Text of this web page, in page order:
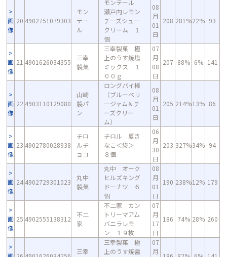
画
像
20 4902751079303
モン
テー
ル
モンテール
瀬戸内レモン
チーズシュー
クリーム １
個
08
月
01
日
208 281%22% 93
画
像
21 4901626034355
三幸
製菓
三幸製菓 極
上のうす焼塩
ミックス １
００ｇ
07
月
08
日
207 88% 6% 141
画
像
22 4903110129080
山崎
製パ
ン
ロングパイ棒
（ブルーベリ
ージャム＆チ
ーズクリー
ム）
08
月
01
日
205 214%13% 86
画
像
23 4902780028938
チロ
ルチ
ョコ
チロル 夏き
なこ＜袋＞
８個
06
月
30
日
203 327%34% 94
画
像
24 4902729301023
丸中
製菓
丸中 オーク
ヒルズキング
ドーナツ ６
個
08
月
01
日
190 238%12% 179
画
像
25 4902555138312
不二
家
不二家 カン
トリーマアム
バニラレモ
ン １９枚
07
月
17
日
186 74% 28% 260
三幸
三幸製菓 極
上のうす焼醤
07
月